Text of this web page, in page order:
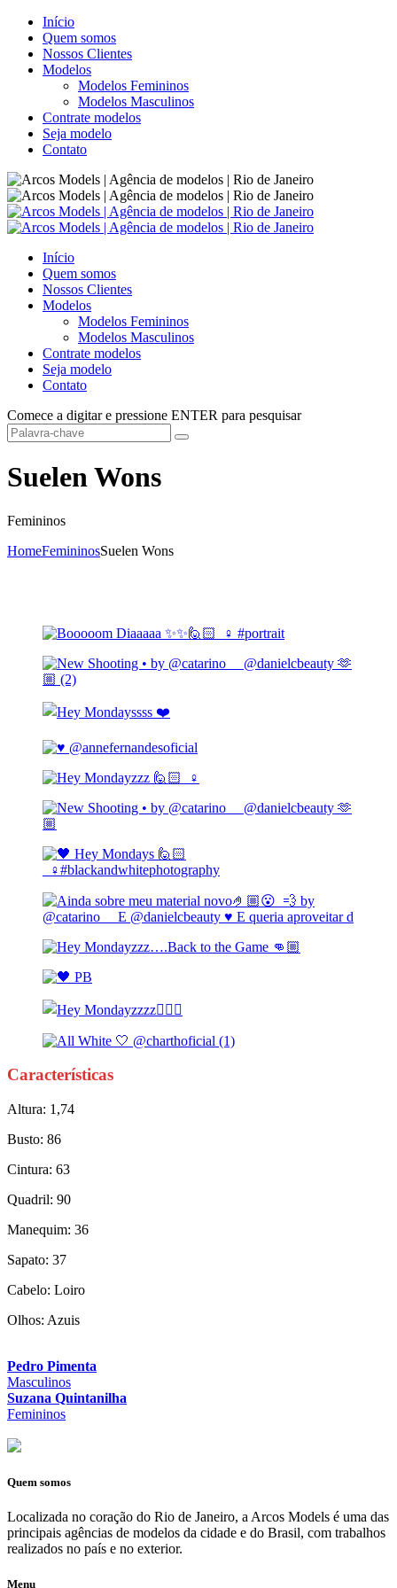
Início
Quem somos
Nossos Clientes
Modelos
Modelos Femininos
Modelos Masculinos
Contrate modelos
Seja modelo
Contato
Início
Quem somos
Nossos Clientes
Modelos
Modelos Femininos
Modelos Masculinos
Contrate modelos
Seja modelo
Contato
Comece a digitar e pressione ENTER para pesquisar
Suelen Wons
Femininos
HomeFemininosSuelen Wons
Características
Altura: 1,74
Busto: 86
Cintura: 63
Quadril: 90
Manequim: 36
Sapato: 37
Cabelo: Loiro
Olhos: Azuis
Pedro Pimenta
Masculinos
Suzana Quintanilha
Femininos
Quem somos
Localizada no coração do Rio de Janeiro, a Arcos Models é uma das
principais agências de modelos da cidade e do Brasil, com trabalhos
realizados no país e no exterior.
Menu